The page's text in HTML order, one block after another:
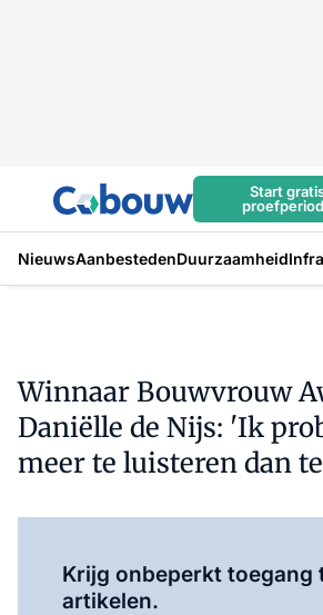
Start
NieuwsAanbestedenDuurzaamheidInfra
Winnaar Bouwvrouw
Daniëlle de Nijs: 'Ik
meer te luisteren dan
Krijg onbeperkt toegang
artikelen.